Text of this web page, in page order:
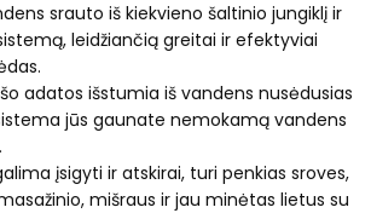
srauto iš kiekvieno šaltinio jungiklį ir
leidžiančią greitai ir efektyviai
adatos išstumia iš vandens nusėdusias
jūs gaunate nemokamą vandens
įsigyti ir atskirai, turi penkias sroves,
mišraus ir jau minėtas lietus su